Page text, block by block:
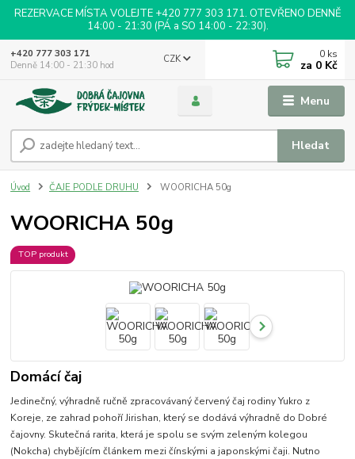
REZERVACE MÍSTA VOLEJTE +420 777 303 171. OTEVŘENO DENNĚ
14:00 - 21:30 (PÁ a SO 14:00 - 22:30).
Menu
CZK
Hledat
+420 777 303 171
Denně 14:00 - 21:30 hod
0 ks
za 0 Kč
Úvod ČAJE PODLE DRUHU WOORICHA 50g
WOORICHA 50g
TOP produkt
Domácí čaj
Jedinečný, výhradně ručně zpracovávaný červený čaj rodiny Yukro z
Koreje, ze zahrad pohoří Jirishan, který se dodává výhradně do Dobré
čajovny. Skutečná rarita, která je spolu se svým zeleným kolegou
(Nokcha) chybějícím článkem mezi čínskými a japonskými čaji. Nutno